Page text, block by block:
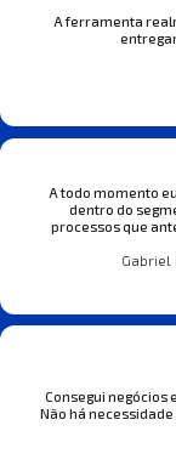
A ferramenta
A todo momento
dentro do
processos que
Gabriel
Consegui negócios
Não há